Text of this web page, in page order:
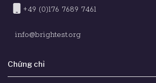
+49 (0)176 7689 7461
info@brightest.org
Chứng chỉ